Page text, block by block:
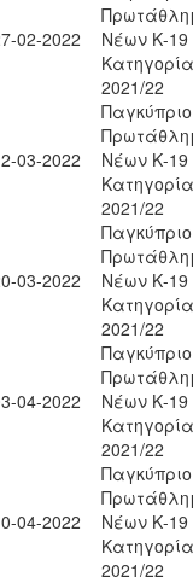
02-2022
Νέων Κ-19
2021/22
03-2022
Παγκύπριο
Νέων Κ-19
2021/22
03-2022
Παγκύπριο
Νέων Κ-19
2021/22
04-2022
Παγκύπριο
Νέων Κ-19
2021/22
04-2022
Παγκύπριο
Νέων Κ-19
2021/22